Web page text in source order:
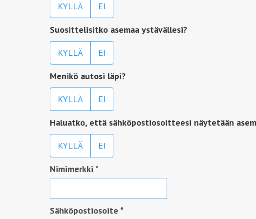
KYLLÄ EI
Suosittelisitko asemaa ystävällesi?
KYLLÄ EI
Menikö autosi läpi?
KYLLÄ EI
Haluatko, että sähköpostiosoitteesi näytetään
KYLLÄ EI
Nimimerkki *
Sähköpostiosoite *